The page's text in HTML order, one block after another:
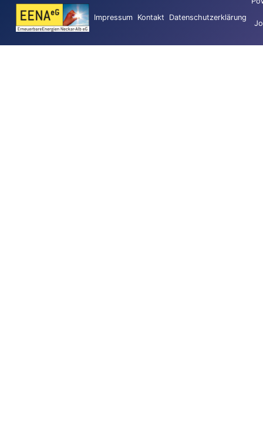
Impressum Kontakt Datenschutzerklärung